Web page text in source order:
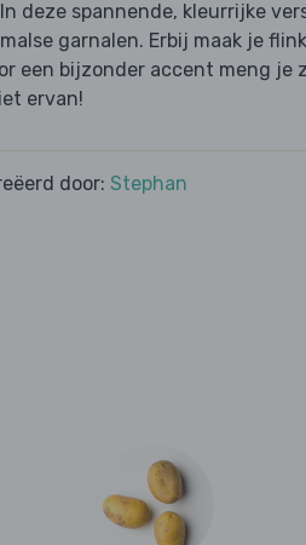
deze spannende, kleurrijke
garnalen. Erbij maak je
een bijzonder accent meng
ervan!
door: Stephan